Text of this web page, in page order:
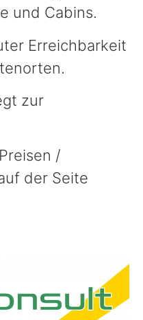
und Cabins.
Erreichbarkeit
zur
/
der Seite